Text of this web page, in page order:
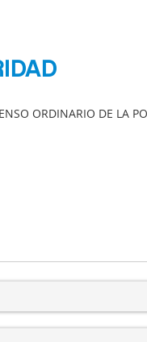
ORDINARIO DE LA